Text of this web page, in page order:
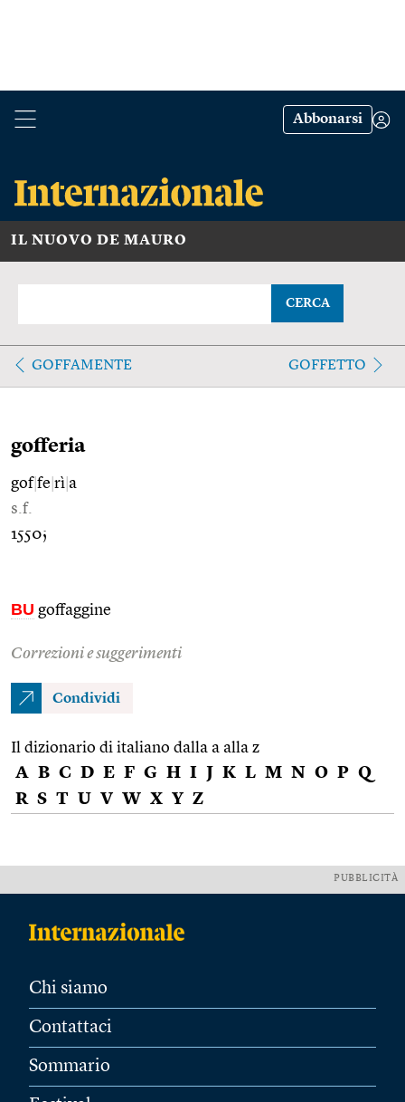
Abbonarsi
IL NUOVO DE MAURO
CERCA
GOFFAMENTE GOFFETTO
gofferia
gof|fe rì a
s.f.
1550;
BU goffaggine
Correzioni e suggerimenti
Condividi
Il dizionario di italiano dalla a alla z
A B C D E F G H I J K L M N O P Q
R S T U V W X Y Z
PUBBLICITÀ
Chi siamo
Contattaci
Sommario